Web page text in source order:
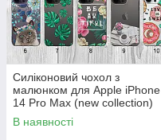
Силіконовий чохол з
малюнком для Apple iPhone
14 Pro Max (new collection)
В наявності